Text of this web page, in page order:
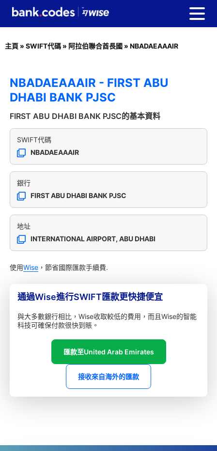
主頁 » SWIFT代碼 » 阿拉伯聯合酋長國 » NBADAEAAAIR
NBADAEAAAIR - FIRST ABU
DHABI BANK PJSC
FIRST ABU DHABI BANK PJSC的基本資料
SWIFT代碼
NBADAEAAAIR
銀行
FIRST ABU DHABI BANK PJSC
地址
INTERNATIONAL AIRPORT, ABU DHABI
使用Wise ，節省國際匯款手續費.
通過Wise進行SWIFT匯款更快捷便宜
與大多數銀行相比，Wise收取較低的費用，而且Wise的智能
科技可確保付款很快到賬。
匯款至United Arab Emirates
接收來自海外的匯款